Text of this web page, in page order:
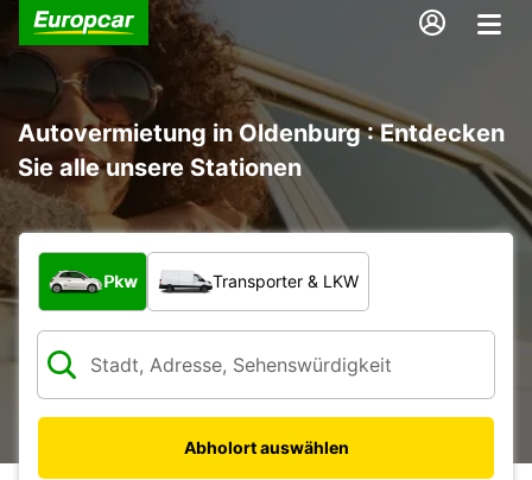
Autovermietung in Oldenburg : Entdecken
Sie alle unsere Stationen
Welche Art von Fahrzeug?
Pkw Transporter & LKW
Abholort auswählen